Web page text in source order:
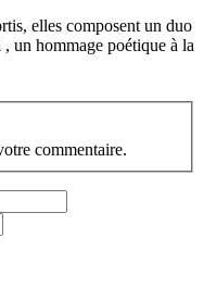
elles composent un duo
, un hommage poétique à la
commentaire.